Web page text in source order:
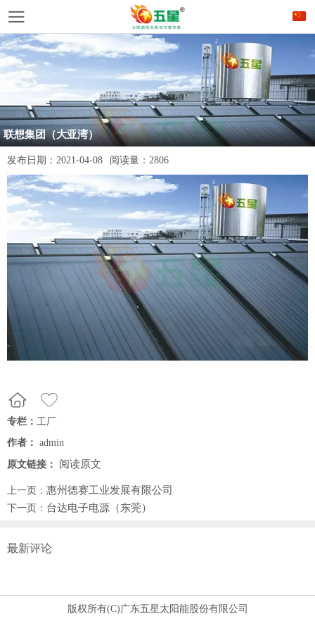
联想集团（大亚湾）
发布日期： 2021-04-08 阅读量： 2806
专栏： 工厂
作者： admin
原文链接： 阅读原文
上一页： 惠州德赛工业发展有限公司
下一页： 台达电子电源（东莞）
最新评论
版权所有(C)广东五星太阳能股份有限公司